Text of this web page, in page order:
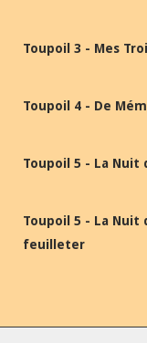
Toupoil 3 - Mes
Toupoil 4 - De
Toupoil 5 - La Nuit
Toupoil 5 - La Nuit
feuilleter